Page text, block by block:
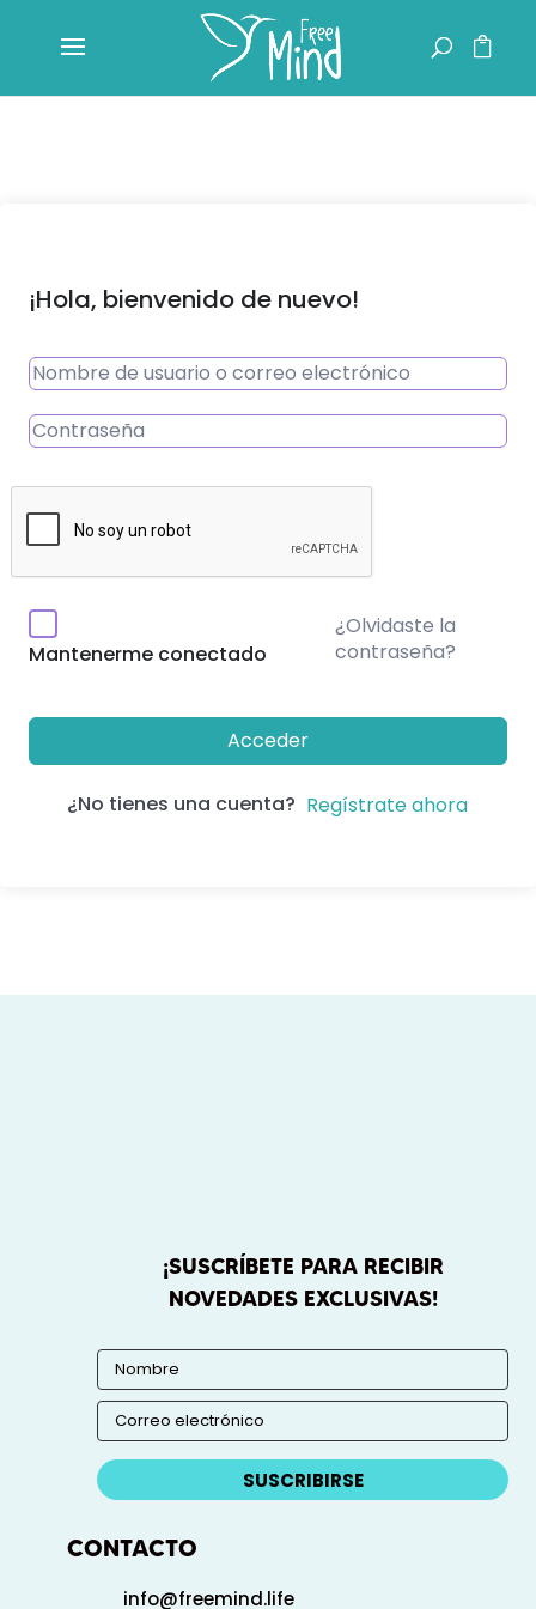
¡Hola, bienvenido de nuevo!
Mantenerme conectado
¿Olvidaste la
contraseña?
Acceder
¿No tienes una cuenta? Regístrate ahora
¡SUSCRÍBETE PARA RECIBIR
NOVEDADES EXCLUSIVAS!
SUSCRIBIRSE
CONTACTO
info@freemind.life